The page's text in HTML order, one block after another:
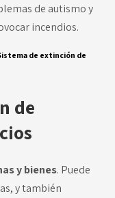
de autismo y
incendios.
de extinción de
de
y bienes. Puede
y también